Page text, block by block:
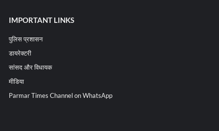
IMPORTANT LINKS
पुलिस प्रशासन
डायरेक्टरी
सांसद और विधायक
मीडिया
Parmar Times Channel on WhatsApp